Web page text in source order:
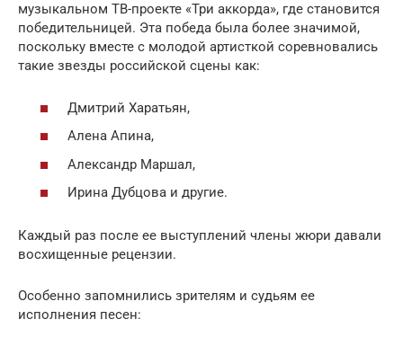
музыкальном ТВ-проекте «Три аккорда», где становится
победительницей. Эта победа была более значимой,
поскольку вместе с молодой артисткой соревновались
такие звезды российской сцены как:
Дмитрий Харатьян,
Алена Апина,
Александр Маршал,
Ирина Дубцова и другие.
Каждый раз после ее выступлений члены жюри давали
восхищенные рецензии.
Особенно запомнились зрителям и судьям ее
исполнения песен: